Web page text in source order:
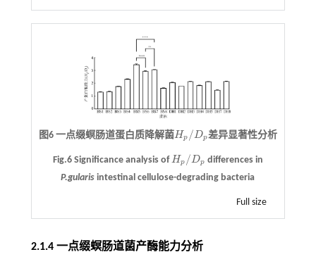
图6 一点缀螟肠道蛋白质降解菌 Hp / Dp
Hp/Dp 差异显著性分析
Fig.6 Significance analysis of Hp / Dp
Hp/Dp
differences in
P.gularis intestinal cellulose-degrading bacteria
Full size
2.1.4 一点缀螟肠道菌产酶能力分析